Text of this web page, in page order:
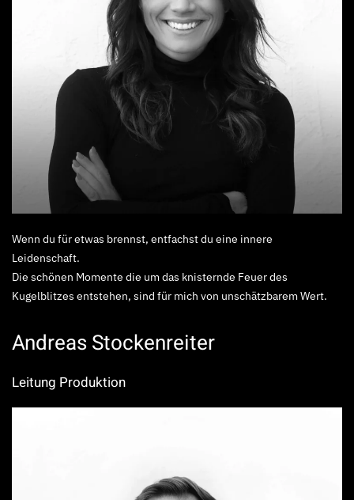
Wenn du für etwas brennst, entfachst du eine innere
Leidenschaft.
Die schönen Momente die um das knisternde Feuer des
Kugelblitzes entstehen, sind für mich von unschätzbarem Wert.
Andreas Stockenreiter
Leitung Produktion